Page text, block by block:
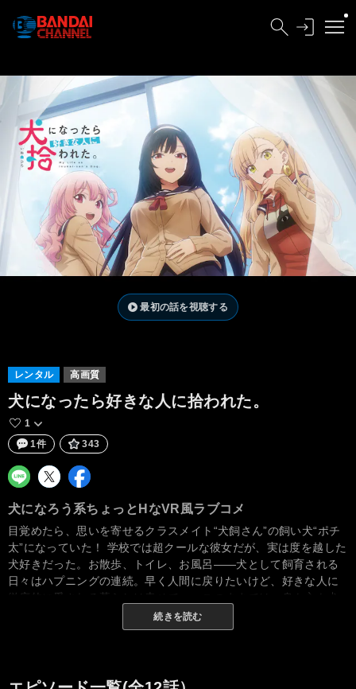
最初の話を視聴する
レンタル 高画質
犬になったら好きな人に拾われた。
1
1件
343
犬になろう系ちょっとHなVR風ラブコメ
目覚めたら、思いを寄せるクラスメイト“犬飼さん”の飼い犬“ポチ
太”になっていた！ 学校では超クールな彼女だが、実は度を越した
犬好きだった。お散歩、トイレ、お風呂――犬として飼育される
日々はハプニングの連続。早く人間に戻りたいけど、好きな人に
徹底的に愛される暮らしは幸せで……このままでは、身も心も犬
になってしまう!? “犬目線ローアングル”でおくる新感覚ラブコメ
続きを読む